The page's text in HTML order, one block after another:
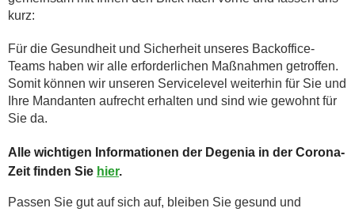
kurz:
Für die Gesundheit und Sicherheit unseres Backoffice-
Teams haben wir alle erforderlichen Maßnahmen getroffen.
Somit können wir unseren Servicelevel weiterhin für Sie und
Ihre Mandanten aufrecht erhalten und sind wie gewohnt für
Sie da.
Alle wichtigen Informationen der Degenia in der Corona-
Zeit finden Sie hier.
Passen Sie gut auf sich auf, bleiben Sie gesund und